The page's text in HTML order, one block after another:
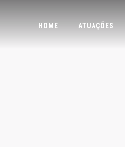
HOME ATUAÇÕES